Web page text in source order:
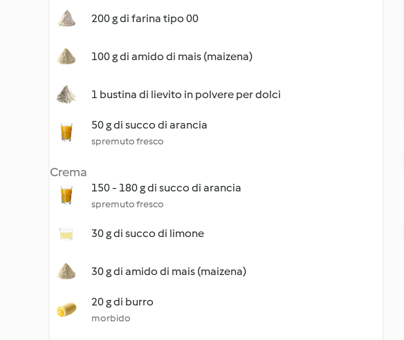
200 g di farina tipo 00
100 g di amido di mais (maizena)
1 bustina di lievito in polvere per dolci
50 g di succo di arancia
spremuto fresco
Crema
150 - 180 g di succo di arancia
spremuto fresco
30 g di succo di limone
30 g di amido di mais (maizena)
20 g di burro
morbido